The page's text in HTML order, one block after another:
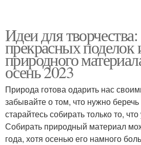
Идеи для
прекрасных поделок
природного
осень 2023
Природа готова одарить нас
забывайте о том, что нужно
старайтесь собирать только то,
Собирать природный материал
года, хотя осенью его намного